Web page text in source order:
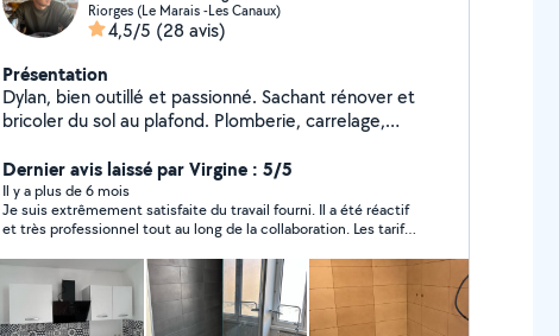
Riorges (Le Marais -Les Canaux)
4,5/5 (28 avis)
Présentation
Dylan, bien outillé et passionné. Sachant rénover et
bricoler du sol au plafond. Plomberie, carrelage,
très propre.
Dernier avis laissé par Virgine : 5/5
Il y a plus de 6 mois
Je suis extrêmement satisfaite du travail fourni. Il a été réactif
et très professionnel tout au long de la collaboration. Les tarifs
service. Je recommande vivement !